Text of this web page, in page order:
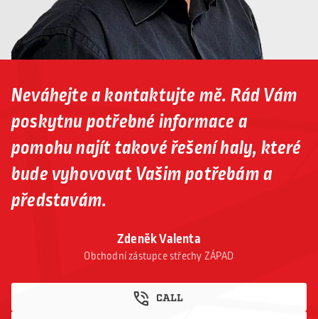
Zdeněk Valenta
Obchodní zástupce střechy ZÁPAD
CALL
Neváhejte a kontaktujte mě. Rád Vám
poskytnu potřebné informace a
pomohu najít takové řešení haly, které
bude vyhovovat Vašim potřebám a
představám.